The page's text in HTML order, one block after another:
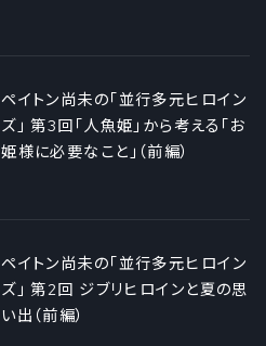
ペイトン尚未の「並行多元ヒロイン
ズ」 第3回「人魚姫」から考える「お
姫様に必要なこと」（前編）
ペイトン尚未の「並行多元ヒロイン
ズ」 第2回 ジブリヒロインと夏の思
い出（前編）